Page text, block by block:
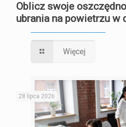
Oblicz swoje
ubrania na powietrzu w
Więcej
28 lipca 2026